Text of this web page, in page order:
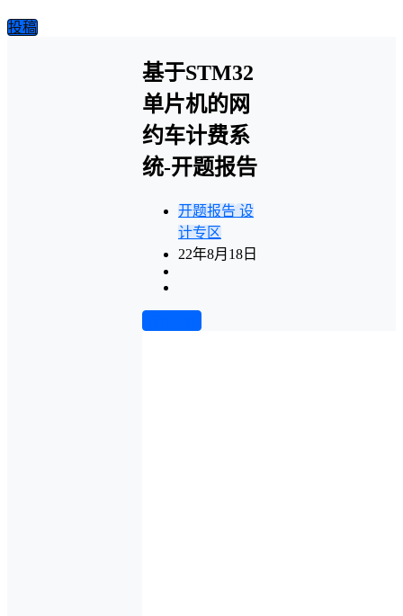
投稿
基于STM32
单片机的网
约车计费系
统-开题报告
开题报告 设
计专区
22年8月18日